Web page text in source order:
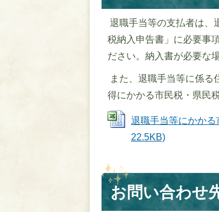
退職手当等の支払者は、
税納入申告書」に必要事
ださい。納入書が必要な
また、退職手当等に係る
得にかかる市民税・県民
退職手当等にかか
22.5KB)
お問い合わせ